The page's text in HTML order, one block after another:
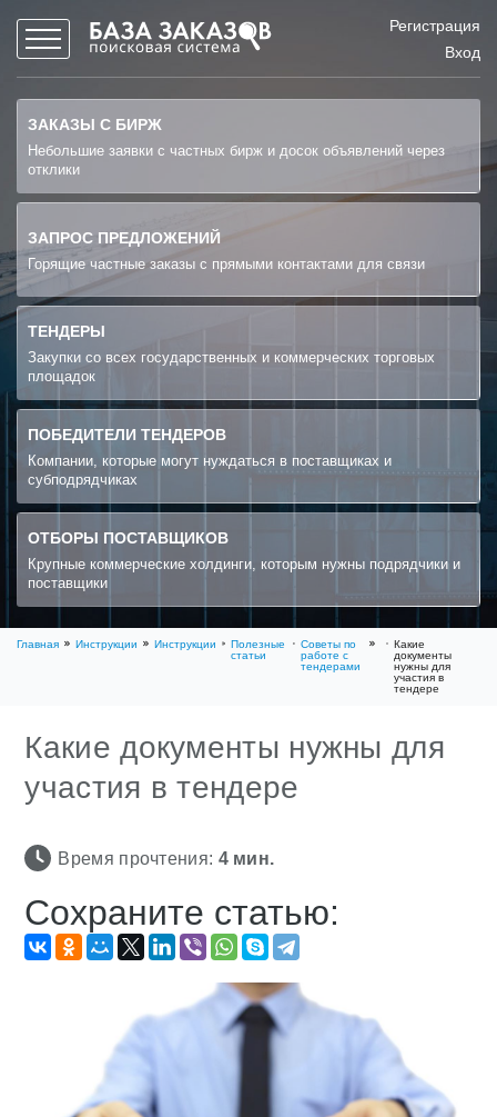
Регистрация
Вход
ЗАКАЗЫ С БИРЖ
Небольшие заявки с частных бирж и досок объявлений через
отклики
ЗАПРОС ПРЕДЛОЖЕНИЙ
Горящие частные заказы с прямыми контактами для связи
ТЕНДЕРЫ
Закупки со всех государственных и коммерческих торговых
площадок
ПОБЕДИТЕЛИ ТЕНДЕРОВ
Компании, которые могут нуждаться в поставщиках и
субподрядчиках
ОТБОРЫ ПОСТАВЩИКОВ
Крупные коммерческие холдинги, которым нужны подрядчики и
поставщики
Главная Инструкции Инструкции
Полезные
статьи
Советы по
работе с
тендерами
Какие
документы
нужны для
участия в
тендере
Какие документы нужны для
участия в тендере
Время прочтения: 4мин.
Сохраните статью: